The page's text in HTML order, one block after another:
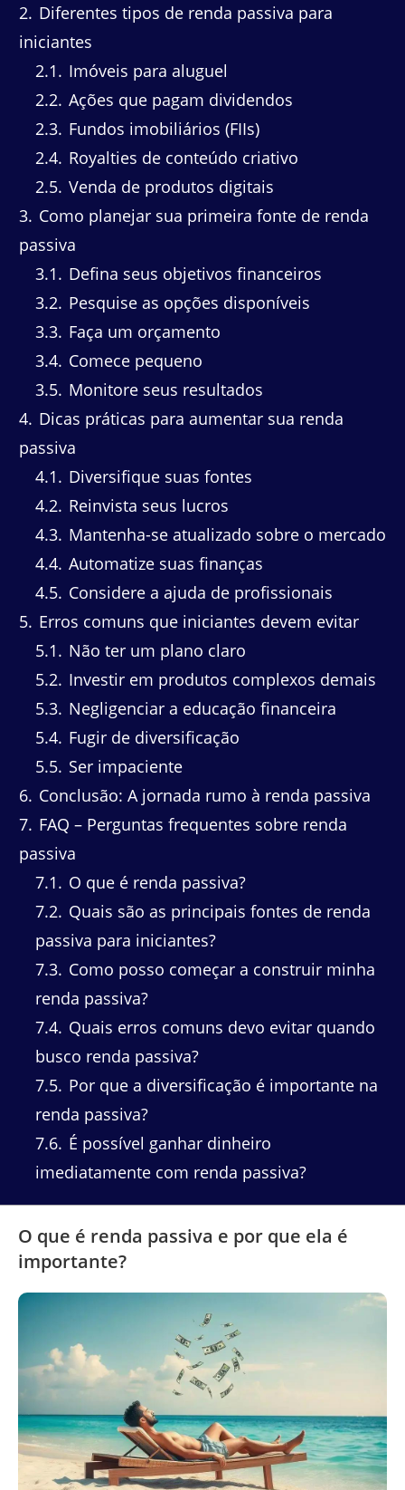
2 Diferentes tipos de renda passiva para
iniciantes
2.1
Imóveis para aluguel
2.2 Ações que pagam dividendos
2.3 Fundos imobiliários (FIIs)
2.4 Royalties de conteúdo criativo
2.5 Venda de produtos digitais
3 Como planejar sua primeira fonte de renda
passiva
3.1
Defina seus objetivos financeiros
3.2 Pesquise as opções disponíveis
3.3 Faça um orçamento
3.4 Comece pequeno
3.5 Monitore seus resultados
4 Dicas práticas para aumentar sua renda
passiva
4.1
Diversifique suas fontes
4.2 Reinvista seus lucros
4.3 Mantenha-se atualizado sobre o mercado
4.4 Automatize suas finanças
4.5 Considere a ajuda de profissionais
5 Erros comuns que iniciantes devem evitar
5.1
Não ter um plano claro
5.2 Investir em produtos complexos demais
5.3 Negligenciar a educação financeira
5.4 Fugir de diversificação
5.5 Ser impaciente
6 Conclusão: A jornada rumo à renda passiva
7 FAQ – Perguntas frequentes sobre renda
passiva
7.1
O que é renda passiva?
7.2 Quais são as principais fontes de renda
passiva para iniciantes?
7.3 Como posso começar a construir minha
renda passiva?
7.4 Quais erros comuns devo evitar quando
busco renda passiva?
7.5 Por que a diversificação é importante na
renda passiva?
7.6 É possível ganhar dinheiro
imediatamente com renda passiva?
O que é renda passiva e por que ela é
importante?